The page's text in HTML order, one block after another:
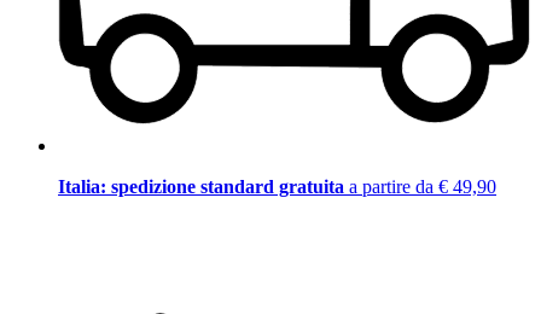
Italia: spedizione standard gratuita a partire da € 49,90